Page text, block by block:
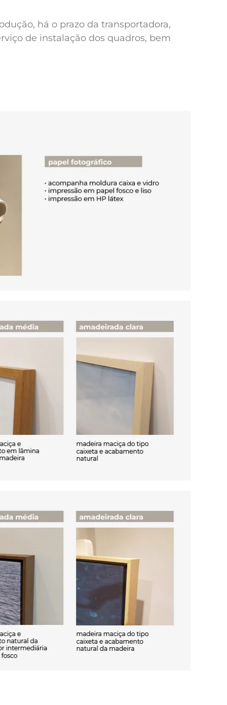
há o prazo da transportadora,
de instalação dos quadros, bem